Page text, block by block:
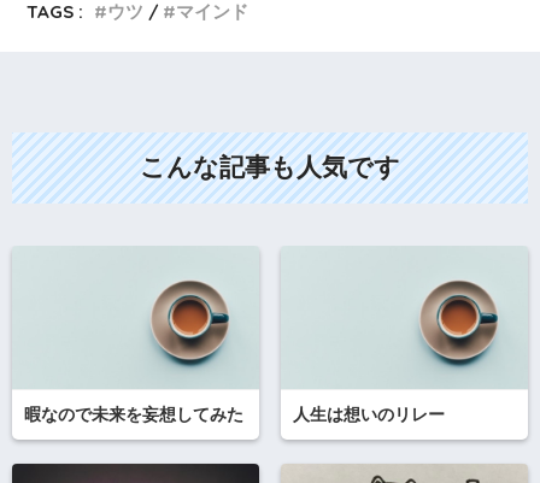
TAGS : ウツ マインド
こんな記事も人気です
暇なので未来を妄想してみた 人生は想いのリレー